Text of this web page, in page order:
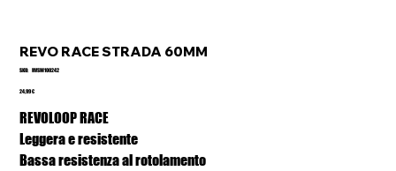
REVO RACE STRADA 60MM
SKU: SKU
RVSW100242
Prezzo
24,99 €
REVOLOOP RACE
Leggera e resistente
Bassa resistenza al rotolamento